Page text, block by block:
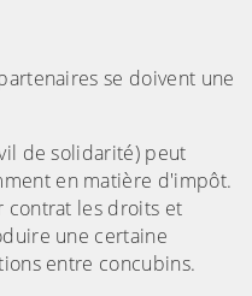
se doivent une
de solidarité) peut
en matière d'impôt.
contrat les droits et
une certaine
entre concubins.